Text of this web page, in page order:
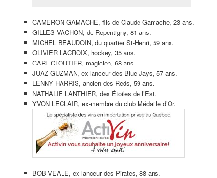
CAMERON GAMACHE, fils de Claude Gamache, 23 ans.
GILLES VACHON, de Repentigny, 81 ans.
MICHEL BEAUDOIN, du quartier St-Henri, 59 ans.
OLIVIER LACROIX, hockey, 35 ans.
CARL CLOUTIER, magicien, 68 ans.
JUAZ GUZMAN, ex-lanceur des Blue Jays, 57 ans.
LENNY HARRIS, ancien des Reds, 59 ans.
NATHALIE LANTHIER, des Étoiles de l’Est.
YVON LECLAIR, ex-membre du club Médaille d’Or.
BOB VEALE, ex-lanceur des Pirates, 88 ans.